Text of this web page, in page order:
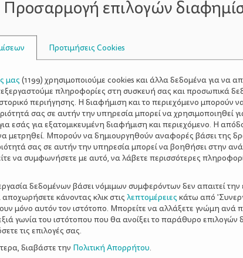
Προσαρμογή επιλογών
Προτιμήσεις Cookies
μας (1199) χρησιμοποιούμε cookies και άλλα δεδομένα για να
πληροφορίες στη συσκευή σας και προσωπικά
περιήγησης. Η διαφήμιση και το περιεχόμενο μπορούν
σας σε αυτήν την υπηρεσία μπορεί να χρησιμοποιηθεί
εσάς για εξατομικευμένη διαφήμιση και περιεχόμενο. Η
μετρηθεί. Μπορούν να δημιουργηθούν αναφορές βάσει της
σας σε αυτήν την υπηρεσία μπορεί να βοηθήσει στην
να συμφωνήσετε με αυτό, να λάβετε περισσότερες
δεδομένων βάσει νόμιμων συμφερόντων δεν απαιτεί την
κάνοντας κλικ στις λεπτομέρειες κάτω από
μόνο αυτόν τον ιστότοπο. Μπορείτε να αλλάξετε γνώμη ανά
γωνία του ιστότοπου που θα ανοίξει το παράθυρο
τις επιλογές σας.
διαβάστε την Πολιτική Απορρήτου.